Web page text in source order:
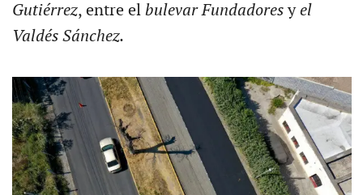
Gutiérrez, entre elbulevar Fundadoresyel
Valdés Sánchez.